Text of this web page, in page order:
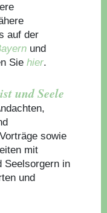
auf der
und
Sie hier.
und Seele
sowie
mit
Seelsorgern in
und